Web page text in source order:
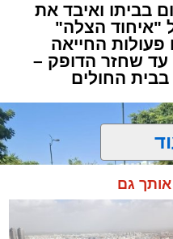
בביתו ואיבד את
"איחוד הצלה"
פעולות החייאה
עד שחזר הדופק –
החולים
אותך גם